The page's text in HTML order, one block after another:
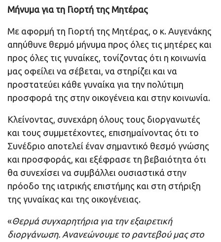
Μήνυμα για τη Γιορτή της Μητέρας
Με αφορμή τη Γιορτή της Μητέρας, ο κ. Αυγενάκης
απηύθυνε θερμό μήνυμα προς όλες τις μητέρες και
προς όλες τις γυναίκες, τονίζοντας ότι η κοινωνία
μας οφείλει να σέβεται, να στηρίζει και να
προστατεύει κάθε γυναίκα για την πολύτιμη
προσφορά της στην οικογένεια και στην κοινωνία.
Κλείνοντας, συνεχάρη όλους τους διοργανωτές
και τους συμμετέχοντες, επισημαίνοντας ότι το
Συνέδριο αποτελεί έναν σημαντικό θεσμό γνώσης
και προσφοράς, και εξέφρασε τη βεβαιότητα ότι
θα συνεχίσει να συμβάλλει ουσιαστικά στην
πρόοδο της ιατρικής επιστήμης και στη στήριξη
της γυναίκας και της οικογένειας.
«Θερμά συγχαρητήρια για την εξαιρετική
διοργάνωση. Ανανεώνουμε το ραντεβού μας στο